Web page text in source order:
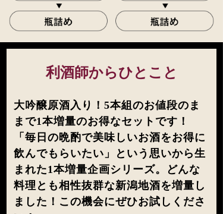
利酒師からひとこと
大吟醸原酒入り！5本組のお値段のま
まで1本増量のお得なセットです！
「毎日の晩酌で美味しいお酒をお得に
飲んでもらいたい」という思いから生
まれた1本増量企画シリーズ。どんな
料理とも相性抜群な新潟地酒を増量し
ました！この機会にぜひお試しくださ